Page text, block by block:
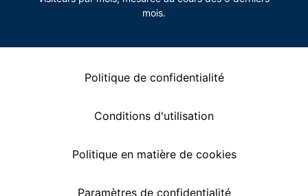
mois.
Politique de confidentialité
Conditions d'utilisation
Politique en matière de cookies
Paramètres de confidentialité